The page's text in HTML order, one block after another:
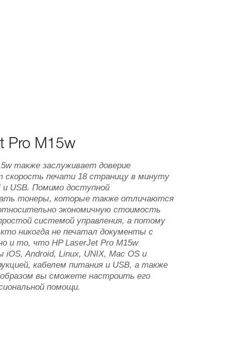
Pro M15w
также заслуживает доверие
скорость печати 18 страницу в минуту
USB. Помимо доступной
тонеры, которые также отличаются
экономичную стоимость
системой управления, а потому
никогда не печатал документы с
и то, что HP LaserJet Pro M15w
Android, Linux, UNIX, Mac OS и
кабелем питания и USB, а также
вы сможете настроить его
помощи.